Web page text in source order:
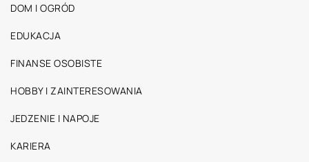
DOM I OGRÓD
EDUKACJA
FINANSE OSOBISTE
HOBBY I ZAINTERESOWANIA
JEDZENIE I NAPOJE
KARIERA